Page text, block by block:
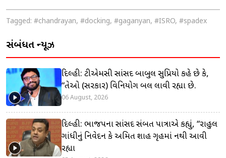
Tagged: #chandrayan, #docking, #gaganyan, #ISRO, #spadex
સંબંધિત ન્યૂઝ
દિલ્હી: ટીએમસી સાંસદ બાબુલ સુપ્રિયો કહે છે કે,
“તેઓ (સરકાર) વિનિયોગ બિલ લાવી રહ્યા છે.
06 August, 2026
દિલ્હી: ભાજપના સાંસદ સંબિત પાત્રાએ કહ્યું, “રાહુલ
ગાંધીનું નિવેદન કે અમિત શાહ ગૃહમાં નથી આવી
રહ્યા